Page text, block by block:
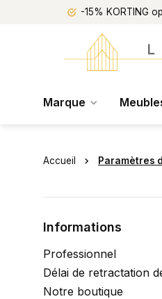
-15% KORTING
Marque
Accueil Paramètres
Informations
Professionnel
Délai de retractation
Notre boutique